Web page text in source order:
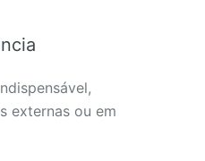
externas ou em